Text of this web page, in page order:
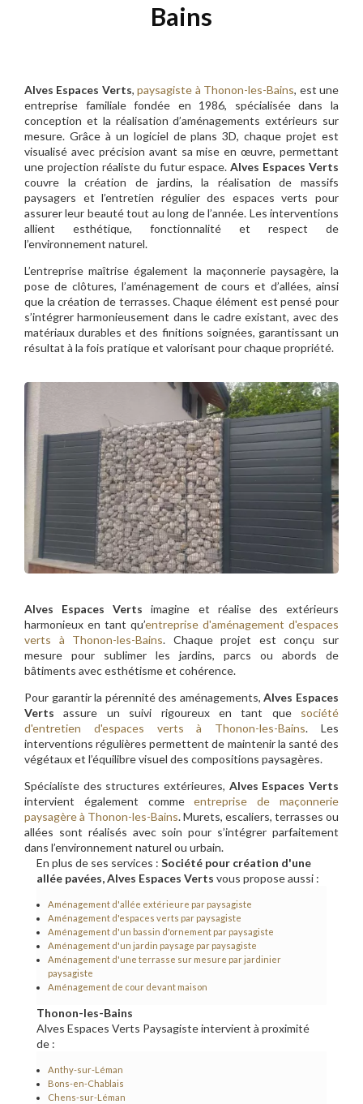
Bains
Alves Espaces Verts,paysagiste à Thonon-les-Bains, est une
entreprise familiale fondée en 1986, spécialisée dans la
conception et la réalisation d’aménagements extérieurs sur
mesure. Grâce à un logiciel de plans 3D, chaque projet est
visualisé avec précision avant sa mise en œuvre, permettant
une projection réaliste du futur espace.Alves Espaces Verts
couvre la création de jardins, la réalisation de massifs
paysagers et l’entretien régulier des espaces verts pour
assurer leur beauté tout au long de l’année. Les interventions
allient esthétique, fonctionnalité et respect de
l’environnement naturel.
L’entreprise maîtrise également la maçonnerie paysagère, la
pose de clôtures, l’aménagement de cours et d’allées, ainsi
que la création de terrasses. Chaque élément est pensé pour
s’intégrer harmonieusement dans le cadre existant, avec des
matériaux durables et des finitions soignées, garantissant un
résultat à la fois pratique et valorisant pour chaque propriété.
Alves Espaces Verts imagine et réalise des extérieurs
harmonieux en tant qu’entreprise d'aménagement d'espaces
verts à Thonon-les-Bains. Chaque projet est conçu sur
mesure pour sublimer les jardins, parcs ou abords de
bâtiments avec esthétisme et cohérence.
Pour garantir la pérennité des aménagements,Alves Espaces
Verts assure un suivi rigoureux en tant que société
d'entretien d'espaces verts à Thonon-les-Bains. Les
interventions régulières permettent de maintenir la santé des
végétaux et l’équilibre visuel des compositions paysagères.
Spécialiste des structures extérieures, Alves Espaces Verts
intervient également commeentreprise de maçonnerie
paysagère à Thonon-les-Bains. Murets, escaliers, terrasses ou
allées sont réalisés avec soin pour s’intégrer parfaitement
dans l’environnement naturel ou urbain.
En plus de ses services : Société pour création d'une
allée pavées, Alves Espaces Verts vous propose aussi :
Aménagement d'allée extérieure par paysagiste
Aménagement d'espaces verts par paysagiste
Aménagement d'un bassin d'ornement par paysagiste
Aménagement d'un jardin paysage par paysagiste
Aménagement d'une terrasse sur mesure par jardinier
paysagiste
Aménagement de cour devant maison
Thonon-les-Bains
Alves Espaces Verts Paysagiste intervient à proximité
de :
Anthy-sur-Léman
Bons-en-Chablais
Chens-sur-Léman